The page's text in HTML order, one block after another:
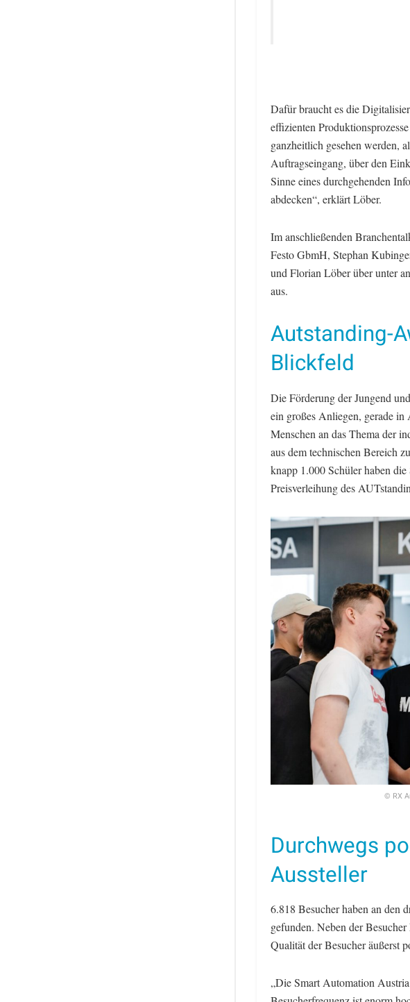
Dafür braucht es die
effizienten
ganzheitlich gesehen werden,
Auftragseingang, über den
Sinne eines durchgehenden
abdecken“, erklärt Löber.
Im anschließenden
Festo GbmH, Stephan
und Florian Löber über unter
aus.
Autstanding-
Blickfeld
Die Förderung der Jungend
ein großes Anliegen, gerade in
Menschen an das Thema der
aus dem technischen Bereich
knapp 1.000 Schüler haben
Preisverleihung des
© RX
Durchwegs
Aussteller
6.818 Besucher haben an den
gefunden. Neben der
Qualität der Besucher äußerst
„Die Smart Automation